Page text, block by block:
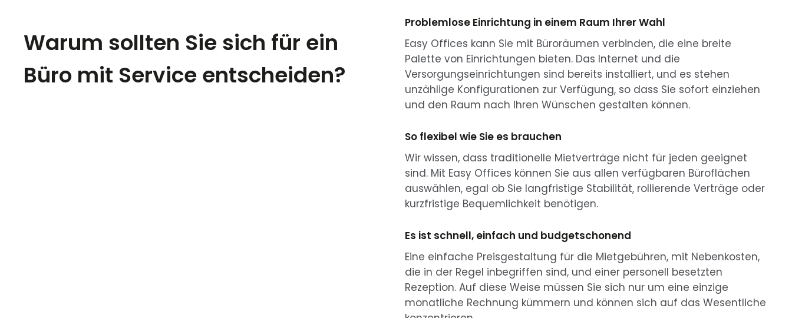
Warum sollten Sie sich für ein
Büro mit Service entscheiden?
Problemlose Einrichtung in einem Raum Ihrer Wahl
Easy Offices kann Sie mit Büroräumen verbinden, die eine breite
Palette von Einrichtungen bieten. Das Internet und die
Versorgungseinrichtungen sind bereits installiert, und es stehen
unzählige Konfigurationen zur Verfügung, so dass Sie sofort einziehen
und den Raum nach Ihren Wünschen gestalten können.
So flexibel wie Sie es brauchen
Wir wissen, dass traditionelle Mietverträge nicht für jeden geeignet
sind. Mit Easy Offices können Sie aus allen verfügbaren Büroflächen
auswählen, egal ob Sie langfristige Stabilität, rollierende Verträge oder
kurzfristige Bequemlichkeit benötigen.
Es ist schnell, einfach und budgetschonend
Eine einfache Preisgestaltung für die Mietgebühren, mit Nebenkosten,
die in der Regel inbegriffen sind, und einer personell besetzten
Rezeption. Auf diese Weise müssen Sie sich nur um eine einzige
monatliche Rechnung kümmern und können sich auf das Wesentliche